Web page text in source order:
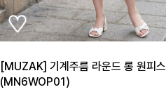
[MUZAK] 기계주름 라운드 롱 원피스
(MN6WOP01)